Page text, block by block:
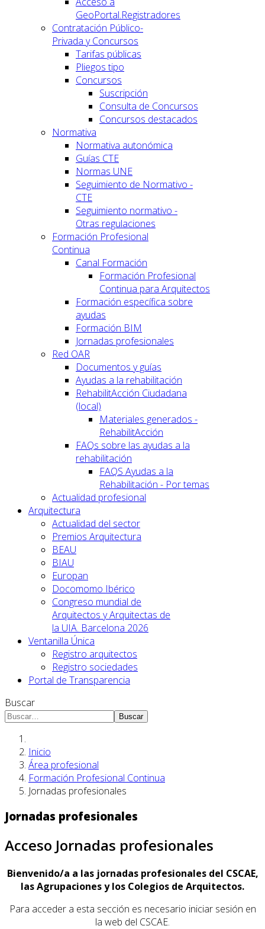
GeoPortal.Registradores
Contratación Público-
Privada y Concursos
Tarifas públicas
Pliegos tipo
Concursos
Suscripción
Consulta de Concursos
Concursos destacados
Normativa
Normativa autonómica
Guías CTE
Normas UNE
Seguimiento de Normativo -
CTE
Seguimiento normativo -
Otras regulaciones
Formación Profesional
Continua
Canal Formación
Formación Profesional
Continua para Arquitectos
Formación específica sobre
ayudas
Formación BIM
Jornadas profesionales
Red OAR
Documentos y guías
Ayudas a la rehabilitación
RehabilitAcción Ciudadana
(local)
Materiales generados -
RehabilitAcción
FAQs sobre las ayudas a la
rehabilitación
FAQS Ayudas a la
Rehabilitación - Por temas
Actualidad profesional
Arquitectura
Actualidad del sector
Premios Arquitectura
BEAU
BIAU
Europan
Docomomo Ibérico
Congreso mundial de
Arquitectos y Arquitectas de
la UIA. Barcelona 2026
Ventanilla Única
Registro arquitectos
Registro sociedades
Portal de Transparencia
Buscar
Buscar
Inicio
Área profesional
Formación Profesional Continua
Jornadas profesionales
Jornadas profesionales
Acceso Jornadas profesionales
Bienvenido/a a las jornadas profesionales del CSCAE,
las Agrupaciones y los Colegios de Arquitectos.
Para acceder a esta sección es necesario iniciar sesión en
la web del CSCAE.